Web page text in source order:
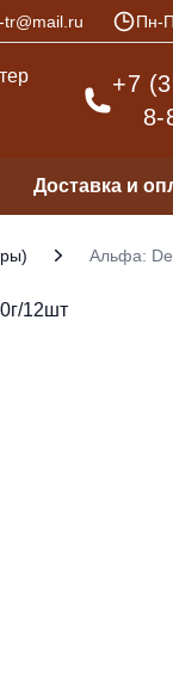
tr@mail.ru Пн-
+7
8-
Доставка и
Альфа: